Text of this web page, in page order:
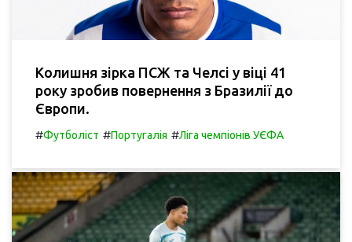
Колишня зірка ПСЖ та Челсі у віці 41
року зробив повернення з Бразилії до
Європи.
#Футболіст #Португалія #Ліга чемпіонів УЄФА